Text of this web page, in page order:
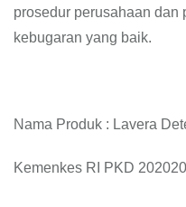
prosedur perusahaan dan
kebugaran yang baik.
Nama Produk : Lavera
Kemenkes RI PKD